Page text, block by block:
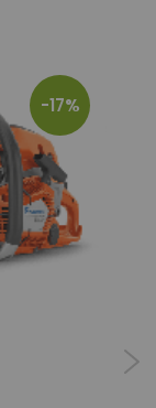
-17%